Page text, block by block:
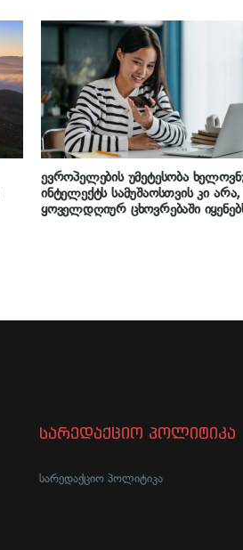
ევროპელების უმეტესობა
ინტელექტს სამუშაოსთვის კი არა,
ყოველდღიურ ცხოვრებაში
სარედაქციო პოლიტიკა
სარედაქციო პოლიტიკა